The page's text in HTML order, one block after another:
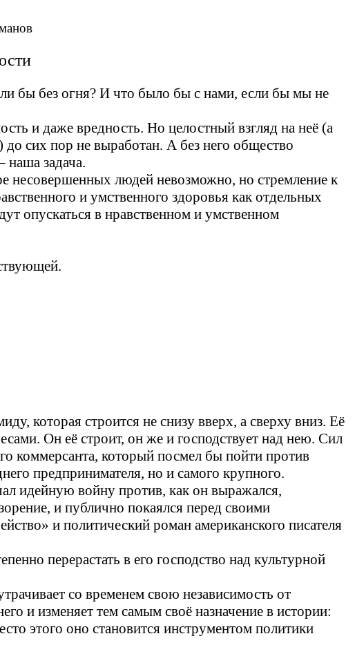
бы без огня? И что было бы с нами, если бы мы не
и даже вредность. Но целостный взгляд на неё (а
сих пор не выработан. А без него общество
наша задача.
несовершенных людей невозможно, но стремление к
и умственного здоровья как отдельных
опускаться в нравственном и умственном
которая строится не снизу вверх, а сверху вниз. Её
Он её строит, он же и господствует над нею. Сил
коммерсанта, который посмел бы пойти против
предпринимателя, но и самого крупного.
идейную войну против, как он выражался,
и публично покаялся перед своими
и политический роман американского писателя
перерастать в его господство над культурной
со временем свою независимость от
и изменяет тем самым своё назначение в истории:
этого оно становится инструментом политики